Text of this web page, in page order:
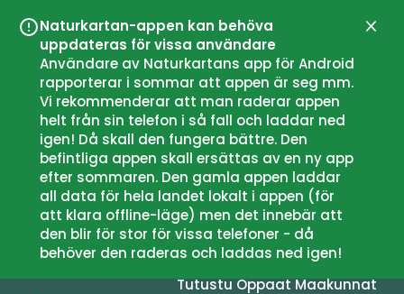
Naturkartan-appen kan behöva
uppdateras för vissa användare
Användare av Naturkartans app för Android
rapporterar i sommar att appen är seg mm.
Vi rekommenderar att man raderar appen
helt från sin telefon i så fall och laddar ned
igen! Då skall den fungera bättre. Den
befintliga appen skall ersättas av en ny app
efter sommaren. Den gamla appen laddar
all data för hela landet lokalt i appen (för
att klara offline-läge) men det innebär att
den blir för stor för vissa telefoner - då
behöver den raderas och laddas ned igen!
Sulje
TutustuOppaatMaakunnat